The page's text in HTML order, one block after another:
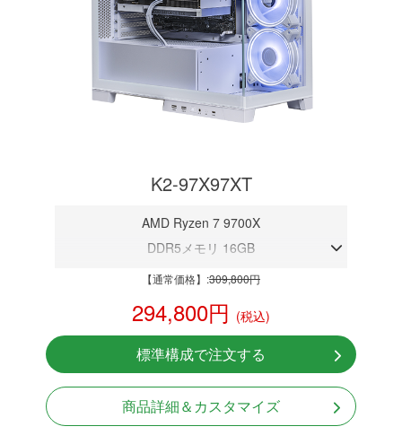
K2-97X97XT
AMD Ryzen 7 9700X
DDR5メモリ 16GB
RX 9070 XT 16GB
Windows11 Home 64bit
【通常価格】:309,800円
294,800円 (税込)
標準構成で注文する
商品詳細＆カスタマイズ